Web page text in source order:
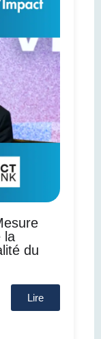
la
du
Lire